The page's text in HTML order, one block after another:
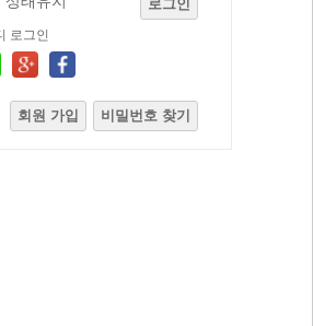
로그인
로그인
회원 가입 비밀번호 찾기